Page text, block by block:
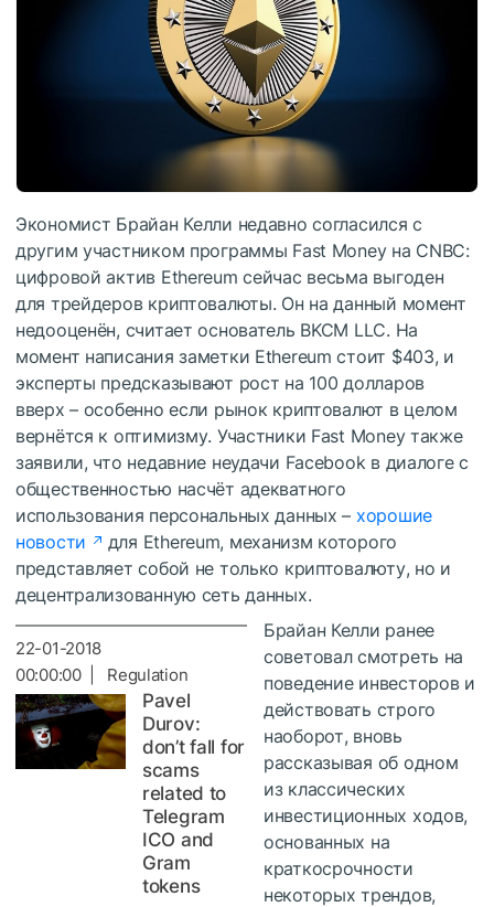
Экономист Брайан Келли недавно согласился с
другим участником программы Fast Money на CNBC:
цифровой актив Ethereum сейчас весьма выгоден
для трейдеров криптовалюты. Он на данный момент
недооценён, считает основатель BKCM LLC. На
момент написания заметки Ethereum стоит $403, и
эксперты предсказывают рост на 100 долларов
вверх – особенно если рынок криптовалют в целом
вернётся к оптимизму. Участники Fast Money также
заявили, что недавние неудачи Facebook в диалоге с
общественностью насчёт адекватного
использования персональных данных – хорошие
новости
для Ethereum, механизм которого
представляет собой не только криптовалюту, но и
децентрализованную сеть данных.
22-01-2018
00:00:00 | Regulation
Pavel
Durov:
don’t fall for
scams
related to
Telegram
ICO and
Gram
tokens
Брайан Келли ранее
советовал смотреть на
поведение инвесторов и
действовать строго
наоборот, вновь
рассказывая об одном
из классических
инвестиционных ходов,
основанных на
краткосрочности
некоторых трендов,